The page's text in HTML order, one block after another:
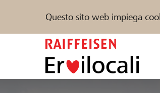
Questo sito web impiega